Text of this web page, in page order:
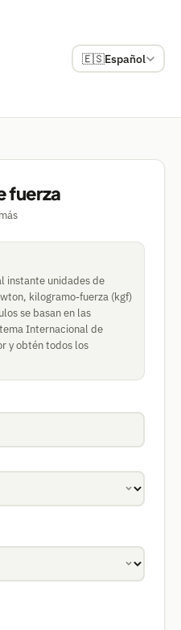
🇪🇸Español
fuerza
instante unidades de
kilogramo-fuerza (kgf)
se basan en las
Internacional de
y obtén todos los